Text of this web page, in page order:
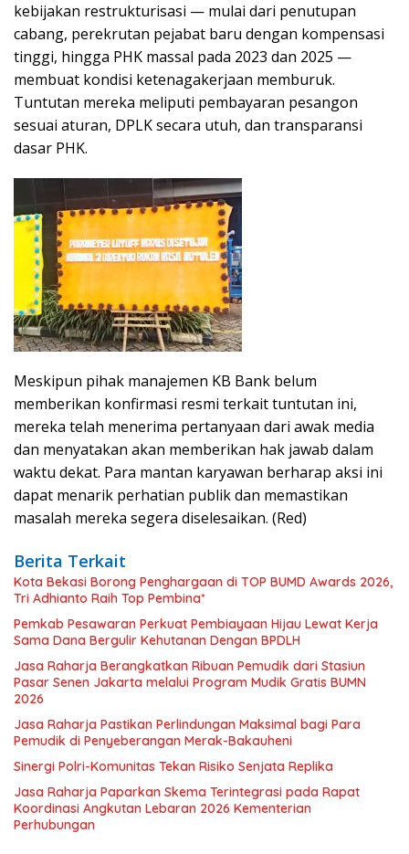
kebijakan restrukturisasi — mulai dari penutupan
cabang, perekrutan pejabat baru dengan kompensasi
tinggi, hingga PHK massal pada 2023 dan 2025 —
membuat kondisi ketenagakerjaan memburuk.
Tuntutan mereka meliputi pembayaran pesangon
sesuai aturan, DPLK secara utuh, dan transparansi
dasar PHK.
Meskipun pihak manajemen KB Bank belum
memberikan konfirmasi resmi terkait tuntutan ini,
mereka telah menerima pertanyaan dari awak media
dan menyatakan akan memberikan hak jawab dalam
waktu dekat. Para mantan karyawan berharap aksi ini
dapat menarik perhatian publik dan memastikan
masalah mereka segera diselesaikan. (Red)
Berita Terkait
Kota Bekasi Borong Penghargaan di TOP BUMD Awards 2026,
Tri Adhianto Raih Top Pembina*
Pemkab Pesawaran Perkuat Pembiayaan Hijau Lewat Kerja
Sama Dana Bergulir Kehutanan Dengan BPDLH
Jasa Raharja Berangkatkan Ribuan Pemudik dari Stasiun
Pasar Senen Jakarta melalui Program Mudik Gratis BUMN
2026
Jasa Raharja Pastikan Perlindungan Maksimal bagi Para
Pemudik di Penyeberangan Merak-Bakauheni
Sinergi Polri-Komunitas Tekan Risiko Senjata Replika
Jasa Raharja Paparkan Skema Terintegrasi pada Rapat
Koordinasi Angkutan Lebaran 2026 Kementerian
Perhubungan